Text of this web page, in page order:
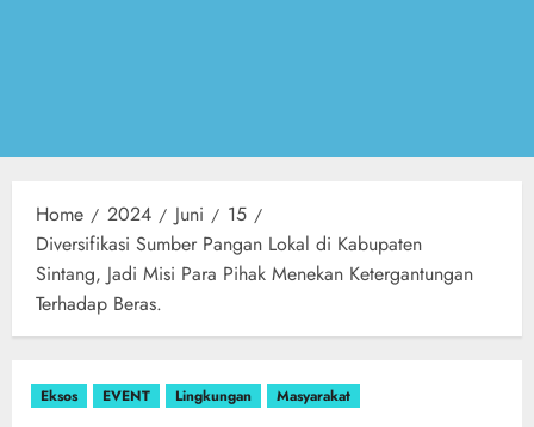
Home 2024 Juni
15
Diversifikasi Sumber Pangan Lokal di Kabupaten
Sintang, Jadi Misi Para Pihak Menekan Ketergantungan
Terhadap Beras.
Eksos EVENT Lingkungan Masyarakat